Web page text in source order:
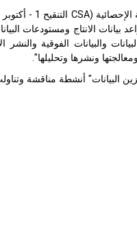
(
CSA
بيانات الانتاج
والبيانات الفوقية والنشر
ونشرها وتحليلها".
أنشطة مناقشة وتناولت